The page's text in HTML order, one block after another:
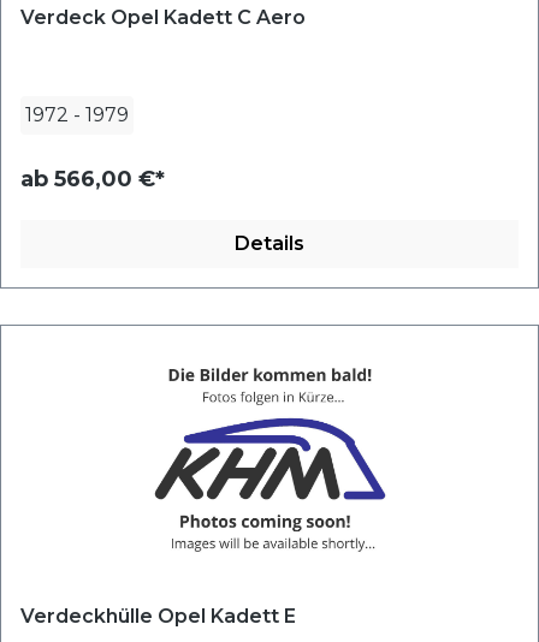
Verdeck Opel Kadett C Aero
1972 - 1979
ab 566,00 €*
Details
Verdeckhülle Opel Kadett E